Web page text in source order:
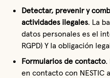
Detectar, prevenir y
actividades ilegales. La
datos personales es el
RGPD) Y la obligación
Formularios de contacto.
en contacto con NESTIC